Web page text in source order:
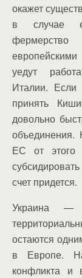
окажет
в случае
уедут
Италии. Если
принять
довольно
объединения.
ЕС от этого
счет придется.
Украина —
остаются
в Европе.
конфликта и